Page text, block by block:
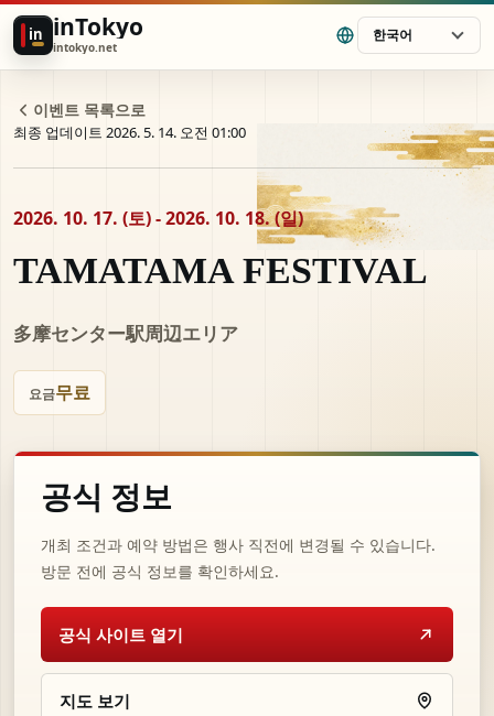
in inTokyo
intokyo.net
한국어
이벤트 목록으로
최종 업데이트 2026. 5. 14. 오전 01:00
2026. 10. 17. (토) - 2026. 10. 18. (일)
TAMATAMA FESTIVAL
多摩センター駅周辺エリア
요금무료
공식 정보
개최 조건과 예약 방법은 행사 직전에 변경될 수 있습니다.
방문 전에 공식 정보를 확인하세요.
공식 사이트 열기
지도 보기